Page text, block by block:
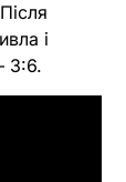
і
3:6.